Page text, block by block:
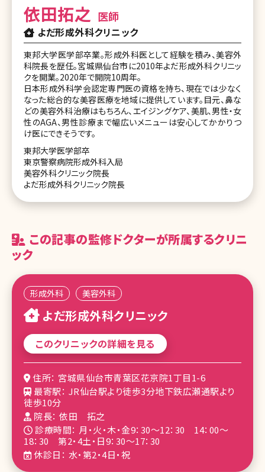
依田拓之 医師
よだ形成外科クリニック
東邦大学医学部卒業。形成外科医として経験を積み、美容外
科院長を歴任。宮城県仙台市に2010年よだ形成外科クリニッ
クを開業。2020年で開院10周年。
日本形成外科学会認定専門医の資格を持ち、現在では少なく
なった総合的な美容医療を地域に提供しています。目元、鼻な
どの美容外科治療はもちろん、エイジングケア、美肌、男性・女
性のAGA、男性診療まで幅広いメニューは安心してかかりつ
け医にできそうです。
東邦大学医学部卒
東京警察病院形成外科入局
美容外科クリニック院長
よだ形成外科クリニック院長
この記事の監修ドクターが所属するクリニ
ック
よだ形成外科クリニック
形成外科 美容外科
このクリニックの詳細を見る
住所： 宮城県仙台市青葉区花京院1丁目1-6
最寄駅： JR仙台駅より徒歩3分地下鉄広瀬通駅より
徒歩10分
院長： 依田 拓之
診療時間： 月・火・木・金9：30～12：30 14：00～
18：30 第2・4土・日9：30～17：30
休診日： 水・第2・4日・祝